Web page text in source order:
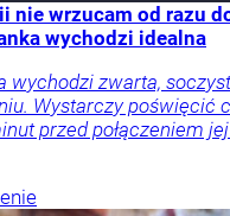
nie wrzucam od razu
wychodzi idealna
wychodzi zwarta,
Wystarczy poświęcić
przed połączeniem